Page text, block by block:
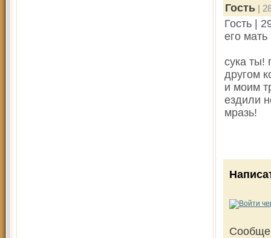
Гость |
Гость |
его
сука ты!
другом
и моим
ездили
мразь!